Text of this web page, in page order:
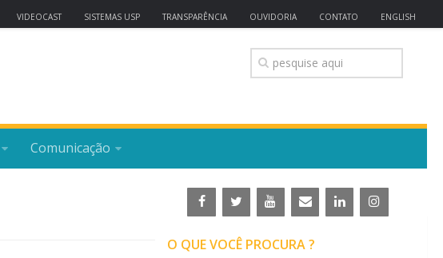
VIDEOCAST SISTEMAS USP TRANSPARÊNCIA OUVIDORIA CONTATO ENGLISH
Comunicação
O QUE VOCÊ PROCURA ?